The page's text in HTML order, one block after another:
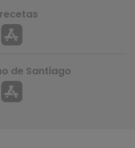
de Santiago